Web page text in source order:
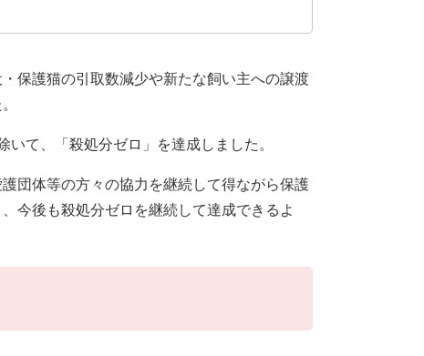
保護猫の引取数減少や新たな飼い主への譲渡
て、「殺処分ゼロ」を達成しました。
団体等の方々の協力を継続して得ながら保護
今後も殺処分ゼロを継続して達成できるよ